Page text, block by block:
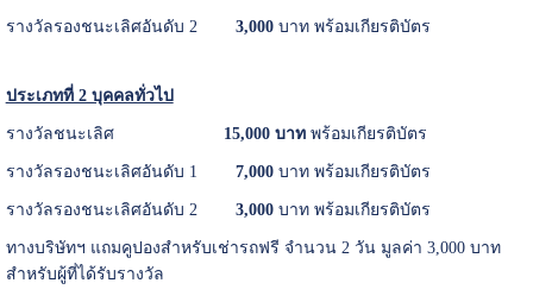
รางวัลรองชนะเลิศอันดับ 2 3,000บาท พร้อมเกียรติบัตร
ประเภทที่ 2 บุคคลทั่วไป
รางวัลชนะเลิศ 15,000 บาทพร้อมเกียรติบัตร
รางวัลรองชนะเลิศอันดับ 1 7,000บาท พร้อมเกียรติบัตร
รางวัลรองชนะเลิศอันดับ 2 3,000บาท พร้อมเกียรติบัตร
ทางบริษัทฯ แถมคูปองสำหรับเช่ารถฟรี จำนวน 2 วัน มูลค่า 3,000 บาท
สำหรับผู้ที่ได้รับรางวัล